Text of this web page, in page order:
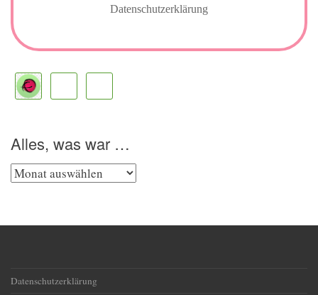
Datenschutzerklärung
Alles, was war …
Alles,
…
Datenschutzerklärung